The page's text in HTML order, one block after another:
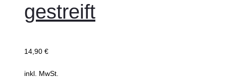
gestreift
14,90 €
inkl. MwSt.